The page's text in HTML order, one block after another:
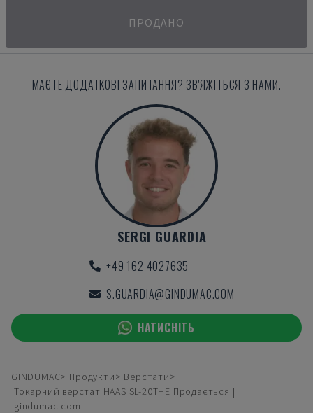
ПРОДАНО
МАЄТЕ ДОДАТКОВІ ЗАПИТАННЯ? ЗВ'ЯЖІТЬСЯ З НАМИ.
SERGI GUARDIA
+49 162 4027635
S.GUARDIA@GINDUMAC.COM
НАТИСНІТЬ
GINDUMAC Продукти
Верстати
Токарний верстат HAAS SL-20THE Продається |
gindumac.com